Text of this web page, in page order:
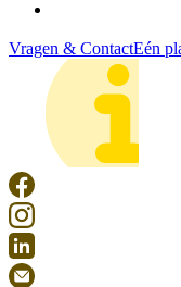
Vragen & ContactEén